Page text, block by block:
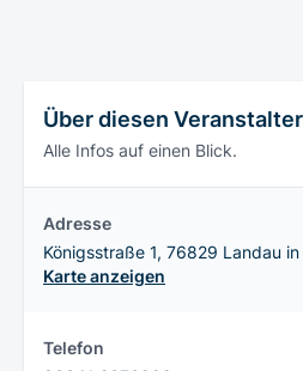
Über diesen Veranstalter
Alle Infos auf einen Blick.
Adresse
Königsstraße 1, 76829 Landau
Karte anzeigen
Telefon